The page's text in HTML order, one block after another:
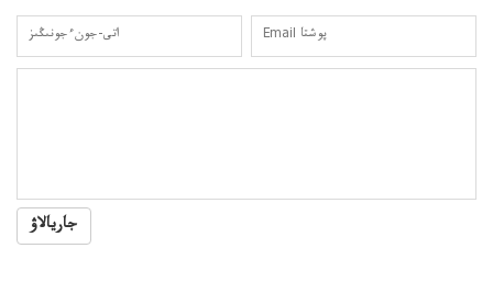
جاريالاۋ